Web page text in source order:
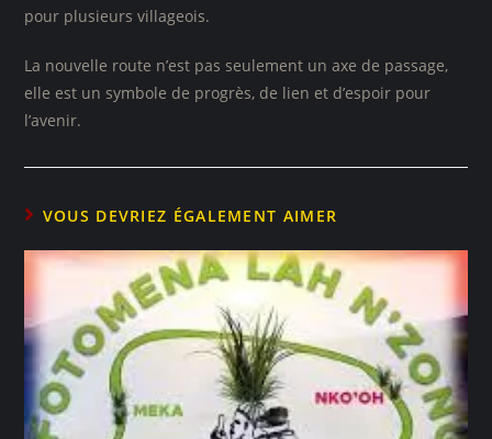
pour plusieurs villageois.
La nouvelle route n’est pas seulement un axe de passage,
elle est un symbole de progrès, de lien et d’espoir pour
l’avenir.
VOUS DEVRIEZ ÉGALEMENT AIMER